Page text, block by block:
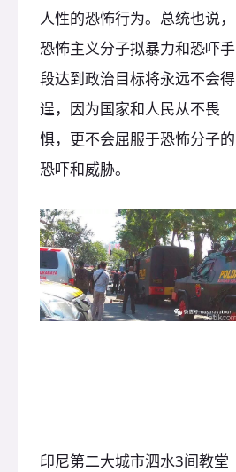
人性的恐怖行为。总统也说，
恐怖主义分子拟暴力和恐吓手
段达到政治目标将永远不会得
逞，因为国家和人民从不畏
惧，更不会屈服于恐怖分子的
恐吓和威胁。
印尼第二大城市泗水3间教堂